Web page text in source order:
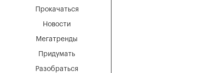
Мегатренды
Придумать
Разобраться
Новости
Прокачаться